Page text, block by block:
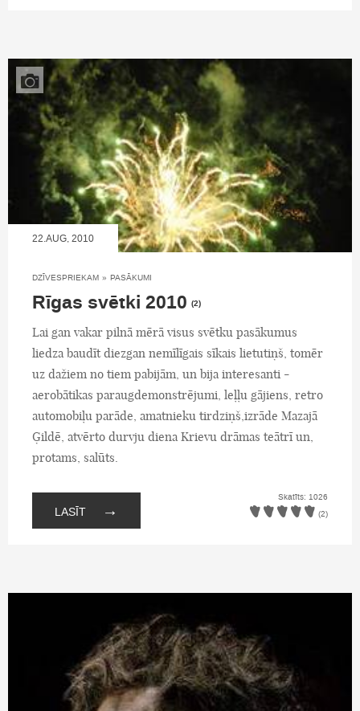
22.AUG, 2010
DZĪVESPRIEKAM » PASĀKUMI
Rīgas svētki 2010 (2)
Lai gan vakar pilnā mērā visus svētku pasākumus
liedza baudīt diezgan nemīlīgais sīkais lietutiņš, tomēr
uz dažiem no tiem pabijām, un bija interesanti -
aerobātikas paraugdemonstrējumi, leļļu gājiens, retro
automobiļu parāde, amatnieku tirdziņš,izrāde Mazajā
Ģildē, atvērto durvju diena Krievu drāmas teātrī un,
protams, salūts.
LASĪT →
Skatīts: 1026
(2)